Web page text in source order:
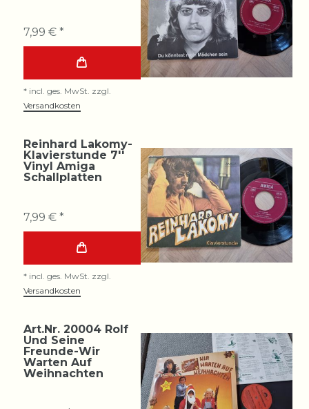
7,99 € *
* incl. ges. MwSt. zzgl.
Versandkosten
Reinhard Lakomy-
Klavierstunde 7''
Vinyl Amiga
Schallplatten
7,99 € *
* incl. ges. MwSt. zzgl.
Versandkosten
Art.Nr. 20004 Rolf
Und Seine
Freunde-Wir
Warten Auf
Weihnachten